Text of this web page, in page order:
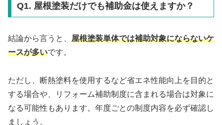
Q1. 屋根塗装だけでも補助金は使えますか？
結論から言うと、 屋根塗装単体では補助対象にならないケ
ースが多いです。
ただし、断熱塗料を使用するなど省エネ性能向上を目的と
する場合や、リフォーム補助制度に含まれる場合は対象に
なる可能性もあります。年度ごとの制度内容を必ず確認し
ましょう。